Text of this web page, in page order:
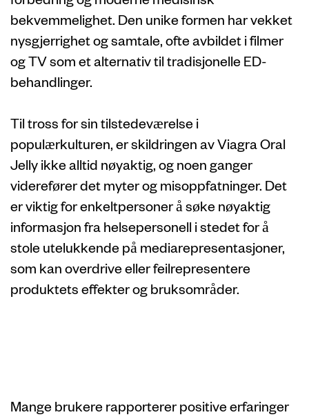
bekvemmelighet. Den unike formen har vekket
nysgjerrighet og samtale, ofte avbildet i filmer
og TV som et alternativ til tradisjonelle ED-
behandlinger.
Til tross for sin tilstedeværelse i
populærkulturen, er skildringen av Viagra Oral
Jelly ikke alltid nøyaktig, og noen ganger
viderefører det myter og misoppfatninger. Det
er viktig for enkeltpersoner å søke nøyaktig
informasjon fra helsepersonell i stedet for å
stole utelukkende på mediarepresentasjoner,
som kan overdrive eller feilrepresentere
produktets effekter og bruksområder.
Mange brukere rapporterer positive erfaringer